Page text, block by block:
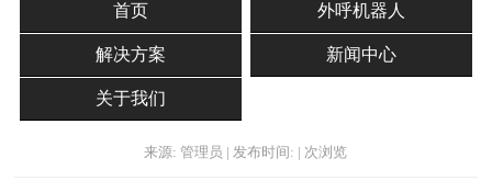
首页 外呼机器人
解决方案 新闻中心
关于我们
来源: 管理员 | 发布时间: | 次浏览